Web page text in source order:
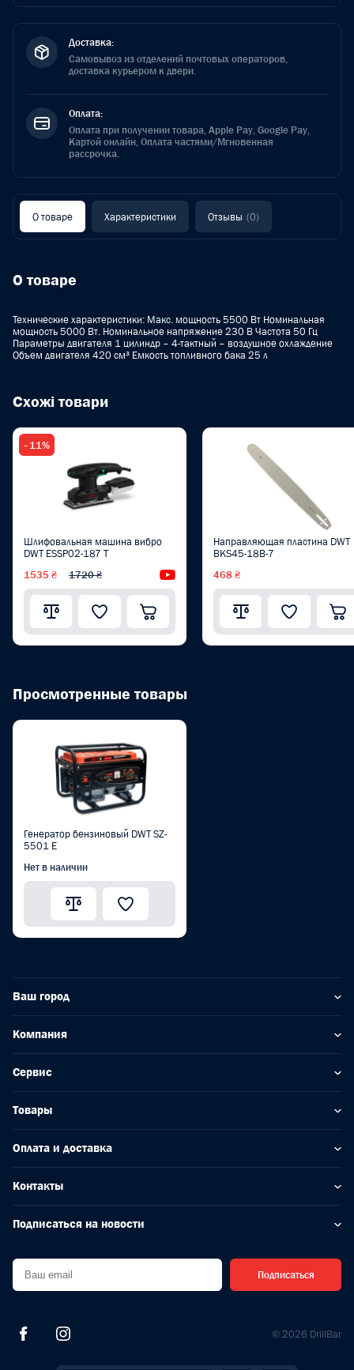
Доставка:
Самовывоз из отделений почтовых операторов,
доставка курьером к двери.
Оплата:
Оплата при получении товара, Apple Pay, Google Pay,
Картой онлайн, Оплата частями/Мгновенная
рассрочка.
О товаре Характеристики Отзывы (0)
О товаре
Технические характеристики: Макс. мощность 5500 Вт Номинальная
мощность 5000 Вт. Номинальное напряжение 230 B Частота 50 Гц
Параметры двигателя 1 цилиндр – 4-тактный – воздушное охлаждение
Объем двигателя 420 cм³ Емкость топливного бака 25 л
Схожі товари
- 11%
Шлифовальная машина вибро
DWT ESSP02-187 T
1535 ₴ 1720 ₴ Видеообзор
Направляющая пластина DWT
BKS45-18B-7
468 ₴
Просмотренные товары
Генератор бензиновый DWT SZ-
5501 E
Нет в наличии
Ваш город
Компания
Сервис
Товары
Оплата и доставка
Контакты
Подписаться на новости
Подписаться
© 2026 DrillBar